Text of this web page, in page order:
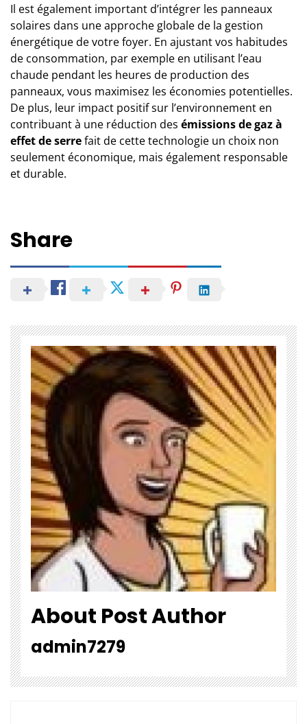
Il est également important d’intégrer les panneaux
solaires dans une approche globale de la gestion
énergétique de votre foyer. En ajustant vos habitudes
de consommation, par exemple en utilisant l’eau
chaude pendant les heures de production des
panneaux, vous maximisez les économies potentielles.
De plus, leur impact positif sur l’environnement en
contribuant à une réduction des émissions de gaz à
effet de serrefait de cette technologie un choix non
seulement économique, mais également responsable
et durable.
Share
About Post Author
admin7279